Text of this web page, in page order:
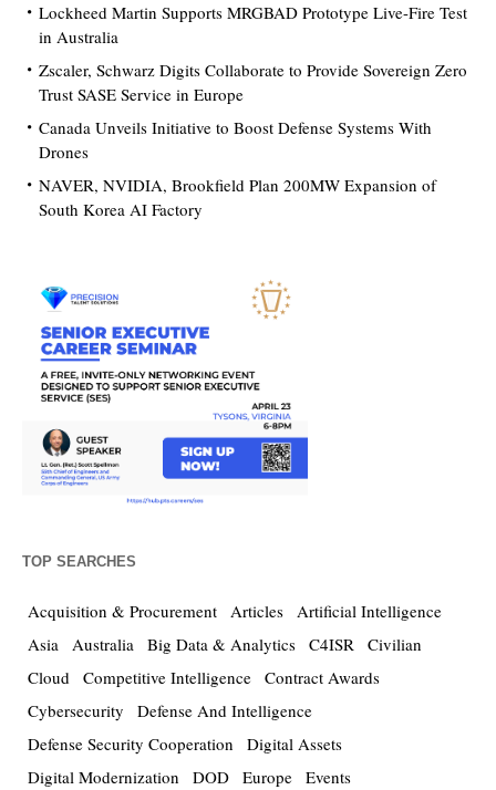
Lockheed Martin Supports MRGBAD Prototype Live-Fire Test
in Australia
Zscaler, Schwarz Digits Collaborate to Provide Sovereign Zero
Trust SASE Service in Europe
Canada Unveils Initiative to Boost Defense Systems With
Drones
NAVER, NVIDIA, Brookfield Plan 200MW Expansion of
South Korea AI Factory
TOP SEARCHES
Acquisition & Procurement Articles Artificial Intelligence
Asia Australia Big Data & Analytics C4ISR Civilian
Cloud Competitive Intelligence Contract Awards
Cybersecurity
Defense And Intelligence
Defense Security Cooperation
Digital Assets
Digital Modernization
DOD Europe Events